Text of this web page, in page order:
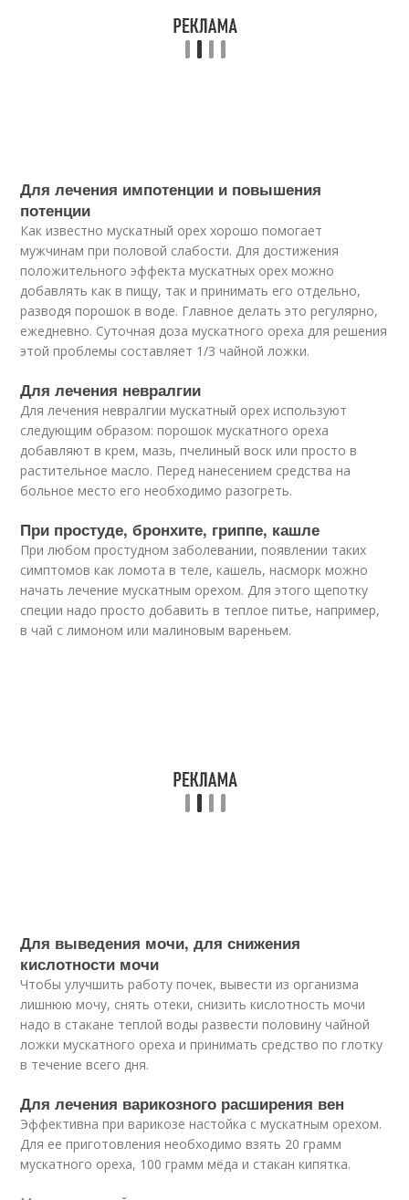
Для лечения импотенции и повышения
потенции
Как известно мускатный орех хорошо помогает
мужчинам при половой слабости. Для достижения
положительного эффекта мускатных орех можно
добавлять как в пищу, так и принимать его отдельно,
разводя порошок в воде. Главное делать это регулярно,
ежедневно. Суточная доза мускатного ореха для решения
этой проблемы составляет 1/3 чайной ложки.
Для лечения невралгии
Для лечения невралгии мускатный орех используют
следующим образом: порошок мускатного ореха
добавляют в крем, мазь, пчелиный воск или просто в
растительное масло. Перед нанесением средства на
больное место его необходимо разогреть.
При простуде, бронхите, гриппе, кашле
При любом простудном заболевании, появлении таких
симптомов как ломота в теле, кашель, насморк можно
начать лечение мускатным орехом. Для этого щепотку
специи надо просто добавить в теплое питье, например,
в чай с лимоном или малиновым вареньем.
Для выведения мочи, для снижения
кислотности мочи
Чтобы улучшить работу почек, вывести из организма
лишнюю мочу, снять отеки, снизить кислотность мочи
надо в стакане теплой воды развести половину чайной
ложки мускатного ореха и принимать средство по глотку
в течение всего дня.
Для лечения варикозного расширения вен
Эффективна при варикозе настойка с мускатным орехом.
Для ее приготовления необходимо взять 20 грамм
мускатного ореха, 100 грамм мёда и стакан кипятка.